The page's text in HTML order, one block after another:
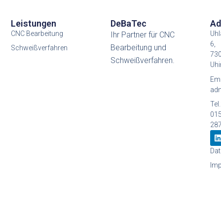
DeBaTec
Ihr Partner für CNC
Bearbeitung und
Schweißverfahren.
Leistungen
CNC Bearbeitung
Schweißverfahren
6,
i